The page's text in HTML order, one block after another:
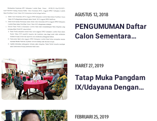
AGUSTUS 12, 2018
PENGUMUMAN Daftar
Calon Sementara
Daerah Kabupaten
Lombok Barat Dalam
Pemilihan Umum
Tahun 2019
MARET 27, 2019
Tatap Muka Pangdam
IX/Udayana Dengan
FEBRUARI 25, 2019